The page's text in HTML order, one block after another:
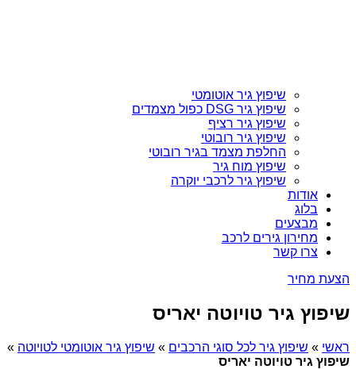
שיפוץ גיר אוטומטי
שיפוץ גיר DSG כפול מצמדים
שיפוץ גיר רציף
שיפוץ גיר רובוטי
החלפת מצמד בגיר רובוטי
שיפוץ מוח גיר
שיפוץ גיר לרכבי יוקרה
אודות
בלוג
מבצעים
מחירון גירים לרכב
צרו קשר
הצעת מחיר
שיפוץ גיר טויוטה יאריס
ראשי»שיפוץ גיר לכל סוגי הרכבים»שיפוץ גיר אוטומטי לטויוטה»
שיפוץ גיר טויוטה יאריס